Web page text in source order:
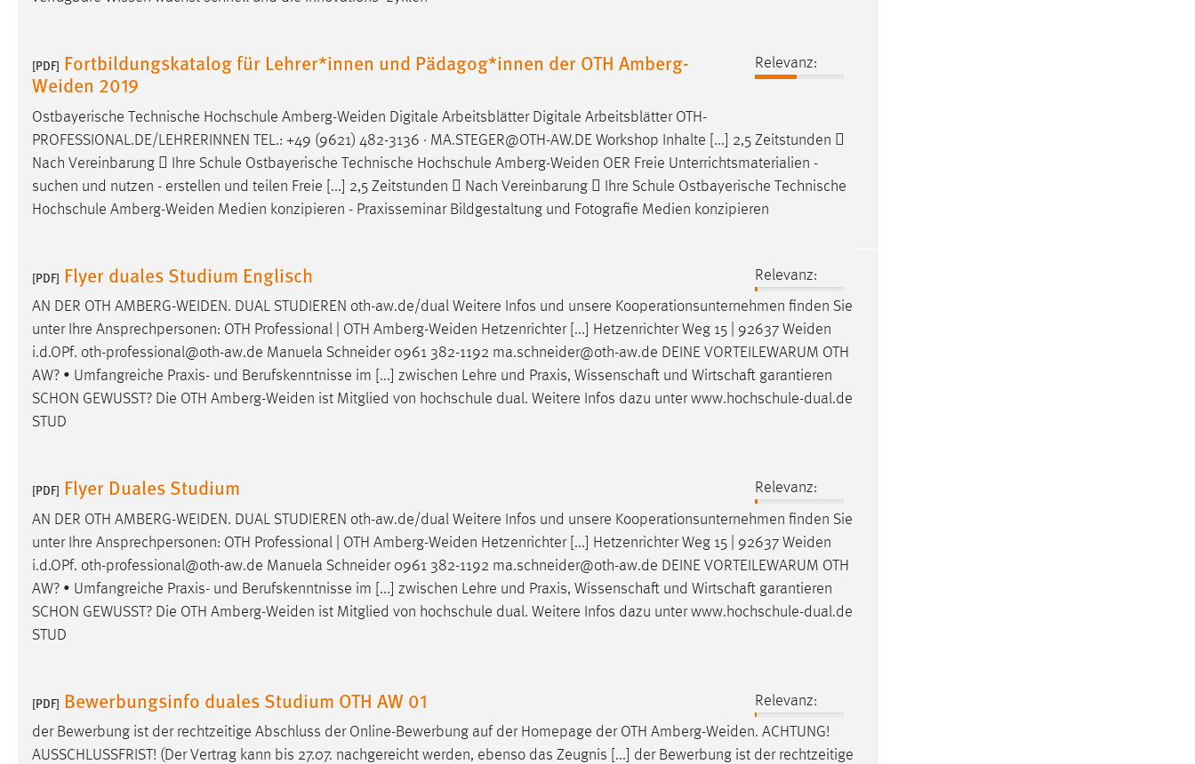
[PDF] Fortbildungskatalog für Lehrer*innen und Pädagog*innen der OTH Amberg-
Weiden 2019
Relevanz:
Ostbayerische Technische Hochschule Amberg-Weiden Digitale Arbeitsblätter Digitale Arbeitsblätter OTH-
PROFESSIONAL.DE/LEHRERINNEN TEL.: +49 (9621) 482-3136 · MA.STEGER@OTH-AW.DE Workshop Inhalte [...] 2,5 Zeitstunden 
Nach Vereinbarung  Ihre Schule Ostbayerische Technische Hochschule Amberg-Weiden OER Freie Unterrichtsmaterialien -
suchen und nutzen - erstellen und teilen Freie [...] 2,5 Zeitstunden  Nach Vereinbarung  Ihre Schule Ostbayerische Technische
Hochschule Amberg-Weiden Medien konzipieren - Praxisseminar Bildgestaltung und Fotografie Medien konzipieren
[PDF] Flyer duales Studium Englisch
Relevanz:
AN DER OTH AMBERG-WEIDEN. DUAL STUDIEREN oth-aw.de/dual Weitere Infos und unsere Kooperationsunternehmen finden Sie
unter Ihre Ansprechpersonen: OTH Professional | OTH Amberg-Weiden Hetzenrichter [...] Hetzenrichter Weg 15 | 92637 Weiden
i.d.OPf. oth-professional@oth-aw.de Manuela Schneider 0961 382-1192 ma.schneider@oth-aw.de DEINE VORTEILEWARUM OTH
AW? • Umfangreiche Praxis- und Berufskenntnisse im [...] zwischen Lehre und Praxis, Wissenschaft und Wirtschaft garantieren
SCHON GEWUSST? Die OTH Amberg-Weiden ist Mitglied von hochschule dual. Weitere Infos dazu unter www.hochschule-dual.de
STUD
[PDF] Flyer Duales Studium
Relevanz:
AN DER OTH AMBERG-WEIDEN. DUAL STUDIEREN oth-aw.de/dual Weitere Infos und unsere Kooperationsunternehmen finden Sie
unter Ihre Ansprechpersonen: OTH Professional | OTH Amberg-Weiden Hetzenrichter [...] Hetzenrichter Weg 15 | 92637 Weiden
i.d.OPf. oth-professional@oth-aw.de Manuela Schneider 0961 382-1192 ma.schneider@oth-aw.de DEINE VORTEILEWARUM OTH
AW? • Umfangreiche Praxis- und Berufskenntnisse im [...] zwischen Lehre und Praxis, Wissenschaft und Wirtschaft garantieren
SCHON GEWUSST? Die OTH Amberg-Weiden ist Mitglied von hochschule dual. Weitere Infos dazu unter www.hochschule-dual.de
STUD
[PDF] Bewerbungsinfo duales Studium OTH AW 01
Relevanz:
der Bewerbung ist der rechtzeitige Abschluss der Online-Bewerbung auf der Homepage der OTH Amberg-Weiden. ACHTUNG!
AUSSCHLUSSFRIST! (Der Vertrag kann bis 27.07. nachgereicht werden, ebenso das Zeugnis [...] der Bewerbung ist der rechtzeitige
Name:
MibewSessionID, MIBEW_UserID,
5e9dbeb1811c0446
Zweck:
Wird benötigt um die Chatfunktion
nutzen zu können.
Cookie Laufzeit:
style-5e9dbeb1811c0446 =
Login
Name: fe_user, be_user, be_lastLoginProvider
Zweck:
Dieser Cookie ist notwendig um sich an
der Website einloggen zu können.
STATISTIK
Statistik Cookies erfassen Informationen anonym.
Diese Informationen helfen uns zu verstehen, wie
unsere Besucher unsere Website nutzen.
Matomo
Cookie Laufzeit: